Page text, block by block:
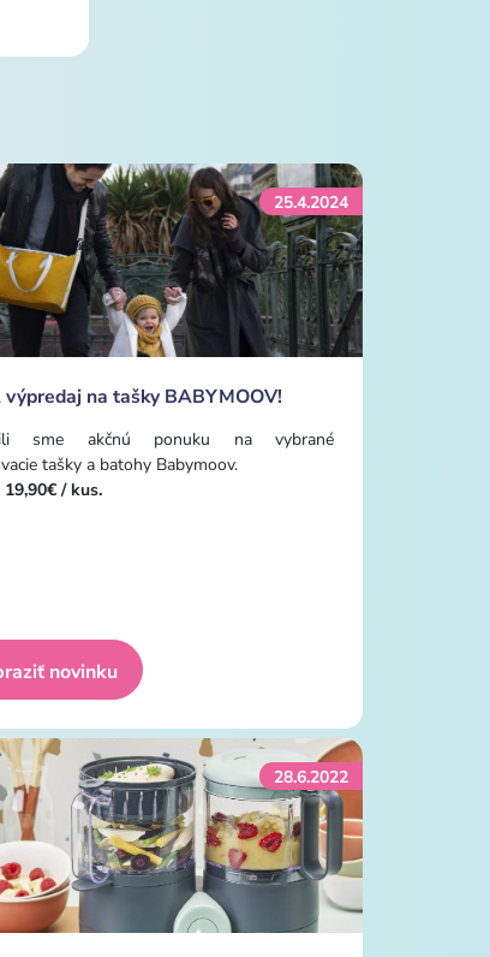
25.4.2024
výpredaj na tašky BABYMOOV!
sme akčnú ponuku na vybrané
tašky a batohy Babymoov.
19,90€/ kus.
novinku
28.6.2022